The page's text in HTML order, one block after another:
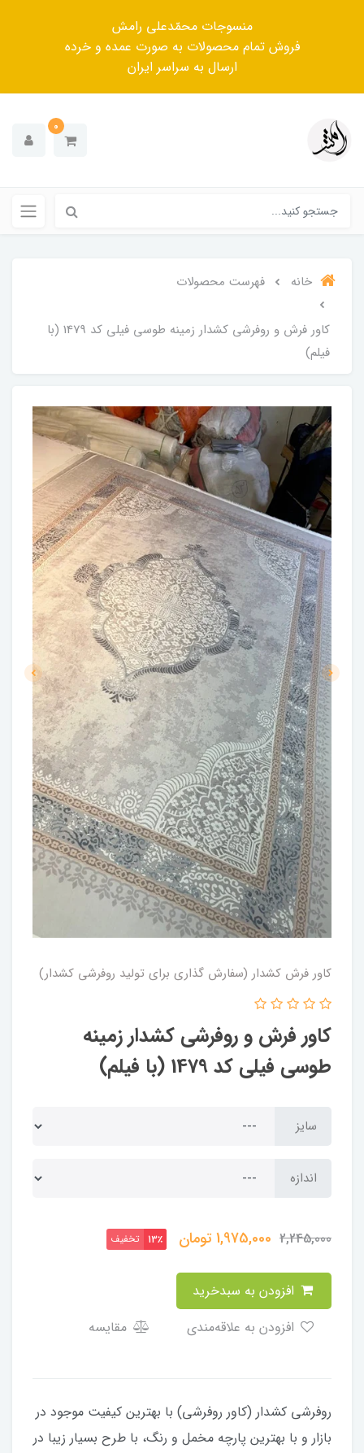
منسوجات محمّدعلی رامش
فروش تمام محصولات به صورت عمده و خرده
ارسال به سراسر ایران
0
خانه فهرست محصولات
کاور فرش و روفرشی کشدار زمینه طوسی فیلی کد 1479 (با
فیلم)
کاور فرش کشدار (سفارش گذاری برای تولید روفرشی کشدار)
کاور فرش و روفرشی کشدار زمینه
طوسی فیلی کد 1479 (با فیلم)
سایز
اندازه
2,245,000
1,975,000تومان 13٪ تخفیف
مقایسه
​​​​روفرشی کشدار (کاور روفرشی) با بهترین کیفیت موجود در
بازار و با بهترین پارچه مخمل و رنگ، با طرح بسیار زیبا در